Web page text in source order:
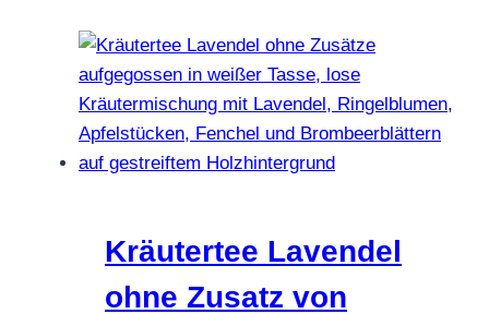
Kräutertee Lavendel
ohne Zusatz von